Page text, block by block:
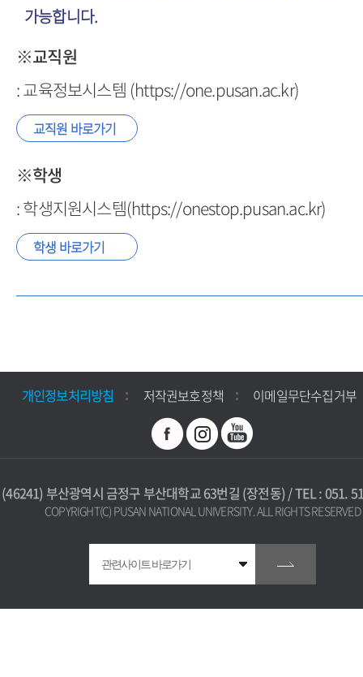
가능합니다.
※교직원
: 교육정보시스템 (https://one.pusan.ac.kr)
교직원 바로가기
※학생
: 학생지원시스템(https://onestop.pusan.ac.kr)
학생 바로가기
개인정보처리방침 저작권보호정책 이메일무단수집거부
(46241) 부산광역시 금정구 부산대학교 63번길 (장전동) / TEL : 051.
COPYRIGHT(C) PUSAN NATIONAL UNIVERSITY. ALL RIGHTS RESERVED